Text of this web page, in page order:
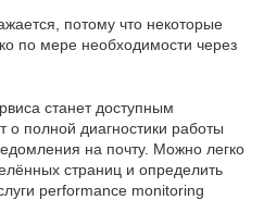
потому что некоторые
по мере необходимости через
станет доступным
о полной диагностики работы
на почту. Можно легко
страниц и определить
performance monitoring